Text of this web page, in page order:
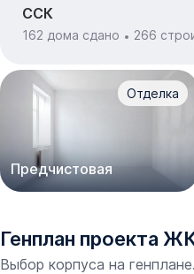
ССК
162 дома сдано 266
Отделка
Предчистовая
Генплан проекта
Выбор корпуса на